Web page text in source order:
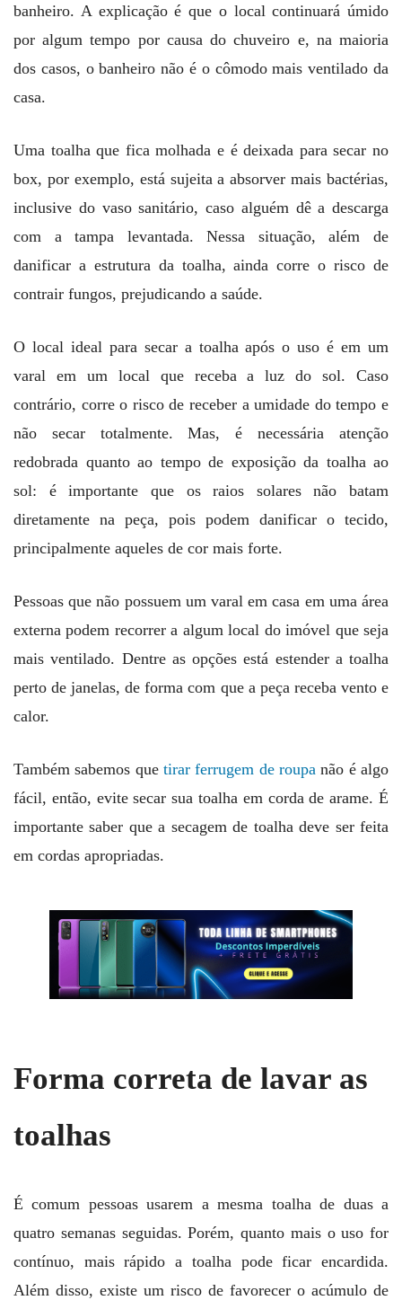
banheiro. A explicação é que o local continuará úmido
por algum tempo por causa do chuveiro e, na maioria
dos casos, o banheiro não é o cômodo mais ventilado da
casa.
Uma toalha que fica molhada e é deixada para secar no
box, por exemplo, está sujeita a absorver mais bactérias,
inclusive do vaso sanitário, caso alguém dê a descarga
com a tampa levantada. Nessa situação, além de
danificar a estrutura da toalha, ainda corre o risco de
contrair fungos, prejudicando a saúde.
O local ideal para secar a toalha após o uso é em um
varal em um local que receba a luz do sol. Caso
contrário, corre o risco de receber a umidade do tempo e
não secar totalmente. Mas, é necessária atenção
redobrada quanto ao tempo de exposição da toalha ao
sol: é importante que os raios solares não batam
diretamente na peça, pois podem danificar o tecido,
principalmente aqueles de cor mais forte.
Pessoas que não possuem um varal em casa em uma área
externa podem recorrer a algum local do imóvel que seja
mais ventilado. Dentre as opções está estender a toalha
perto de janelas, de forma com que a peça receba vento e
calor.
Também sabemos que tirar ferrugem de roupa não é algo
fácil, então, evite secar sua toalha em corda de arame. É
importante saber que a secagem de toalha deve ser feita
em cordas apropriadas.
Forma correta de lavar as
toalhas
É comum pessoas usarem a mesma toalha de duas a
quatro semanas seguidas. Porém, quanto mais o uso for
contínuo, mais rápido a toalha pode ficar encardida.
Além disso, existe um risco de favorecer o acúmulo de